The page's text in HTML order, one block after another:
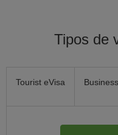
Tipos de
Tourist eVisa